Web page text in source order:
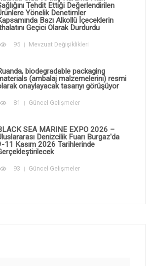
Tehdit Ettiği Değerlendirilen
Yönelik Denetimler
Bazı Alkollü İçeceklerin
Geçici Olarak Durdurdu
95 Mevzuat Değişiklikleri
biodegradable packaging
(ambalaj malzemelerini) resmi
onaylayacak tasarıyı görüşüyor
81 Güncel Gelişmeler
SEA MARINE EXPO 2026 –
Denizcilik Fuarı Burgaz'da
11 Kasım 2026 Tarihlerinde
93 Güncel Gelişmeler